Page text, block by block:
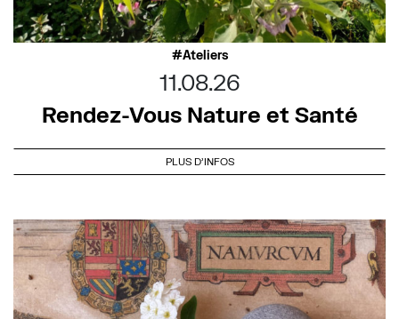
Ateliers
11.08.26
Rendez-Vous Nature et Santé
PLUS D'INFOS